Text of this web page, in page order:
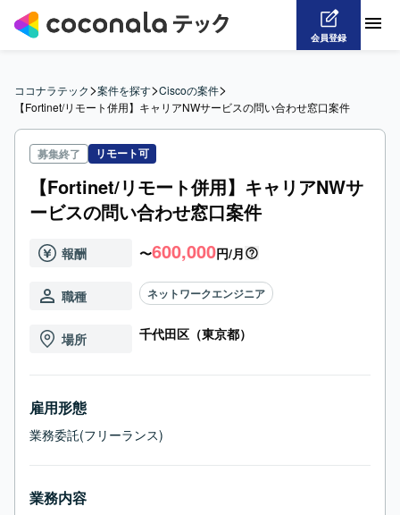
会員登録
ココナラテック>案件を探す>Ciscoの案件>
【Fortinet/リモート併用】キャリアNWサービスの問い合わせ窓口案件
募集終了 リモート可
【Fortinet/リモート併用】キャリアNWサ
ービスの問い合わせ窓口案件
報酬 〜600,000円/月
職種 ネットワークエンジニア
場所 千代田区（東京都）
雇用形態
業務委託(フリーランス)
業務内容